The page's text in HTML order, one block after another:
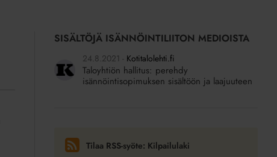
SISÄLTÖJÄ ISÄNNÖINTILIITON MEDIOISTA
24.8.2021 Kotitalolehti.fi
Taloyhtiön hallitus: perehdy
isännöintisopimuksen sisältöön ja laajuuteen
Tilaa RSS-syöte: Kilpailulaki